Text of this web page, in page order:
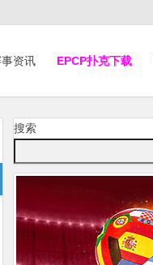
资讯 EPCP扑克下载
搜索